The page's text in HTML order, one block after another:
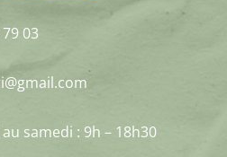
03
samedi : 9h – 18h30